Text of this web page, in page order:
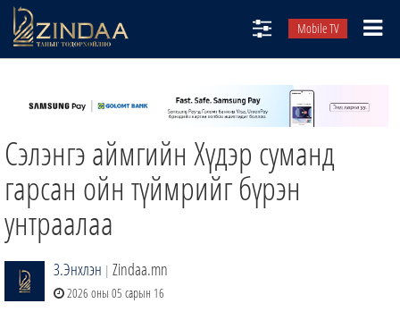
Mobile TV
ТВ8
ӨГЛӨӨНИЙ СОНИН
ЗИНДАА СЭТГҮҮЛ
Cэлэнгэ аймгийн Хүдэр суманд
гарсан ойн түймрийг бүрэн
унтраалаа
З.Энхлэн | Zindaa.mn
2026 оны 05 сарын 16